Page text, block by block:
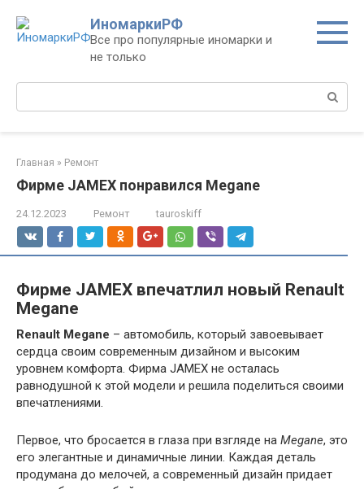
контенту
ИномаркиРФ
Все про популярные иномарки и
не только
Поиск:
Главная » Ремонт
Фирме JAMEX понравился Megane
24.12.2023 Ремонт tauroskiff
Фирме JAMEX впечатлил новый Renault
Megane
Renault Megane – автомобиль, который завоевывает
сердца своим современным дизайном и высоким
уровнем комфорта. Фирма JAMEX не осталась
равнодушной к этой модели и решила поделиться своими
впечатлениями.
Первое, что бросается в глаза при взгляде на Megane, это
его элегантные и динамичные линии. Каждая деталь
продумана до мелочей, а современный дизайн придает